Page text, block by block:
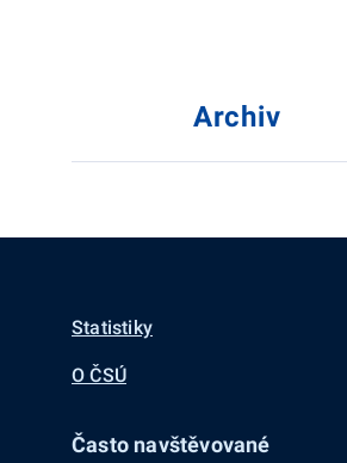
Archiv
Statistiky
O ČSÚ
Často navštěvované